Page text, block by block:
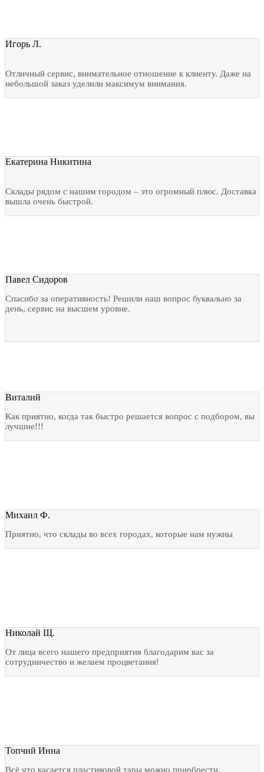
Игорь Л.
Отличный сервис, внимательное отношение к клиенту. Даже на
небольшой заказ уделили максимум внимания.
Екатерина Никитина
Склады рядом с нашим городом – это огромный плюс. Доставка
вышла очень быстрой.
Павел Сидоров
Спасибо за оперативность! Решили наш вопрос буквально за
день, сервис на высшем уровне.
Виталий
Как приятно, когда так быстро решается вопрос с подбором, вы
лучшие!!!
Михаил Ф.
Приятно, что склады во всех городах, которые нам нужны
Николай Щ.
От лица всего нашего предприятия благодарим вас за
сотрудничество и желаем процветания!
Топчий Инна
Всё что касается пластиковой тары можно приобрести,